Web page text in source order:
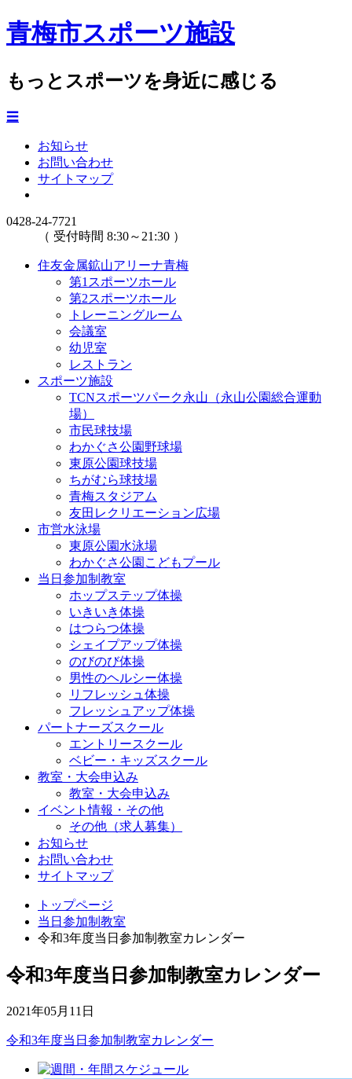
青梅市スポーツ施設
もっとスポーツを身近に感じる
☰
お知らせ
お問い合わせ
サイトマップ
0428-24-7721
（ 受付時間 8:30～21:30 ）
住友金属鉱山アリーナ青梅
第1スポーツホール
第2スポーツホール
トレーニングルーム
会議室
幼児室
レストラン
スポーツ施設
TCNスポーツパーク永山（永山公園総合運動
場）
市民球技場
わかぐさ公園野球場
東原公園球技場
ちがむら球技場
青梅スタジアム
友田レクリエーション広場
市営水泳場
東原公園水泳場
わかぐさ公園こどもプール
当日参加制教室
ホップステップ体操
いきいき体操
はつらつ体操
シェイプアップ体操
のびのび体操
男性のヘルシー体操
リフレッシュ体操
フレッシュアップ体操
パートナーズスクール
エントリースクール
ベビー・キッズスクール
教室・大会申込み
教室・大会申込み
イベント情報・その他
その他（求人募集）
お知らせ
お問い合わせ
サイトマップ
トップページ
当日参加制教室
令和3年度当日参加制教室カレンダー
令和3年度当日参加制教室カレンダー
2021年05月11日
令和3年度当日参加制教室カレンダー